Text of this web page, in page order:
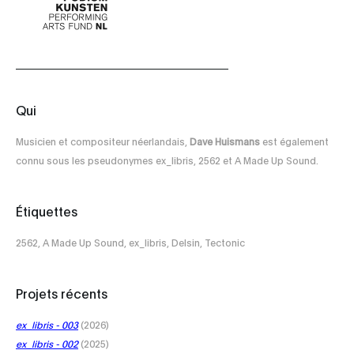
Qui
Musicien et compositeur néerlandais, Dave Huismans est également
connu sous les pseudonymes ex_libris, 2562 et A Made Up Sound.
Étiquettes
2562, A Made Up Sound, ex_libris, Delsin, Tectonic
Projets récents
ex_libris - 003(2026)
ex_libris - 002(2025)